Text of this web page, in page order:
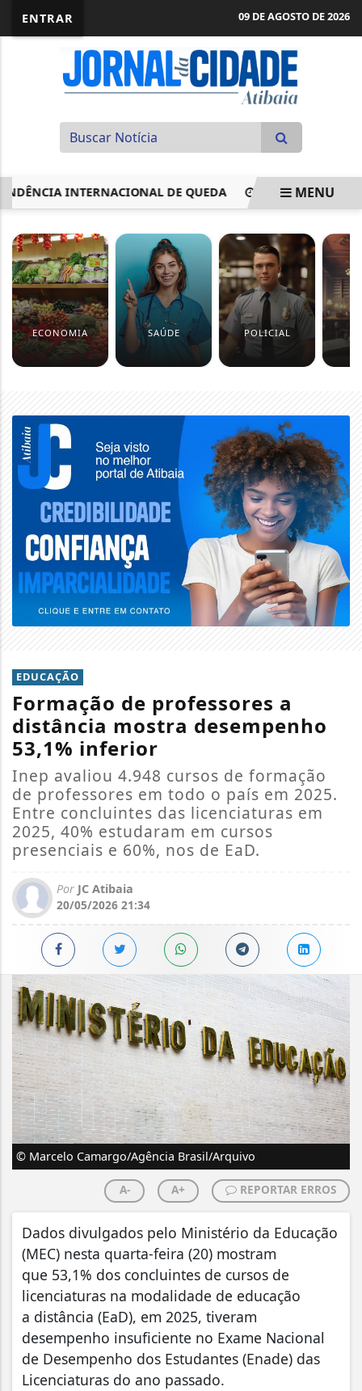
ENTRAR 09 DE AGOSTO DE 2026
INTERNACIONAL DE QUEDA MEGA-SENA SORTEIA
MENU
ECONOMIA SAÚDE POLICIAL
EDUCAÇÃO
Formação de professores a
distância mostra desempenho
53,1% inferior
Inep avaliou 4.948 cursos de formação
de professores em todo o país em 2025.
Entre concluintes das licenciaturas em
2025, 40% estudaram em cursos
presenciais e 60%, nos de EaD.
Por JC Atibaia
20/05/2026 21:34
© Marcelo Camargo/Agência Brasil/Arquivo
A- A+ REPORTAR ERROS
Dados divulgados pelo Ministério da Educação
(MEC) nesta quarta-feira (20) mostram
que 53,1% dos concluintes de cursos de
licenciaturas na modalidade de educação
a distância (EaD), em 2025, tiveram
desempenho insuficiente no Exame Nacional
de Desempenho dos Estudantes (Enade) das
Licenciaturas do ano passado.